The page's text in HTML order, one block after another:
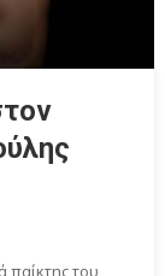
παίκτης του